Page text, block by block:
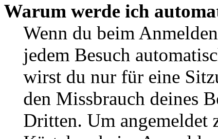
Warum werde ich
Wenn du beim
jedem Besuch
wirst du nur für eine
den Missbrauch deines
Dritten. Um angemeldet